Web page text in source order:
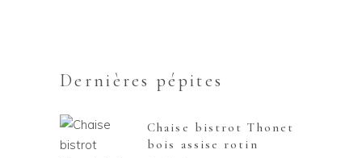
Dernières pépites
Chaise bistrot Thonet
bois assise rotin